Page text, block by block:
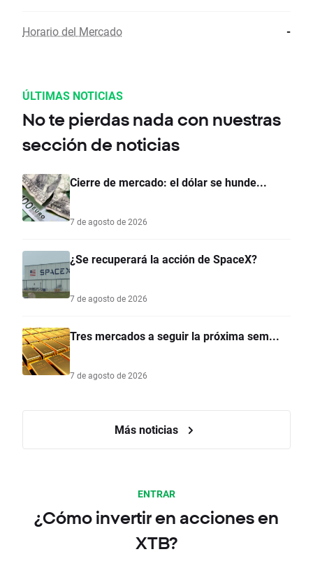
Horario del Mercado -
ÚLTIMAS NOTICIAS
No te pierdas nada con nuestras
sección de noticias
Cierre de mercado: el dólar se hunde...
7 de agosto de 2026
¿Se recuperará la acción de SpaceX?
7 de agosto de 2026
Tres mercados a seguir la próxima sem...
7 de agosto de 2026
Más noticias
ENTRAR
¿Cómo invertir en acciones en
XTB?